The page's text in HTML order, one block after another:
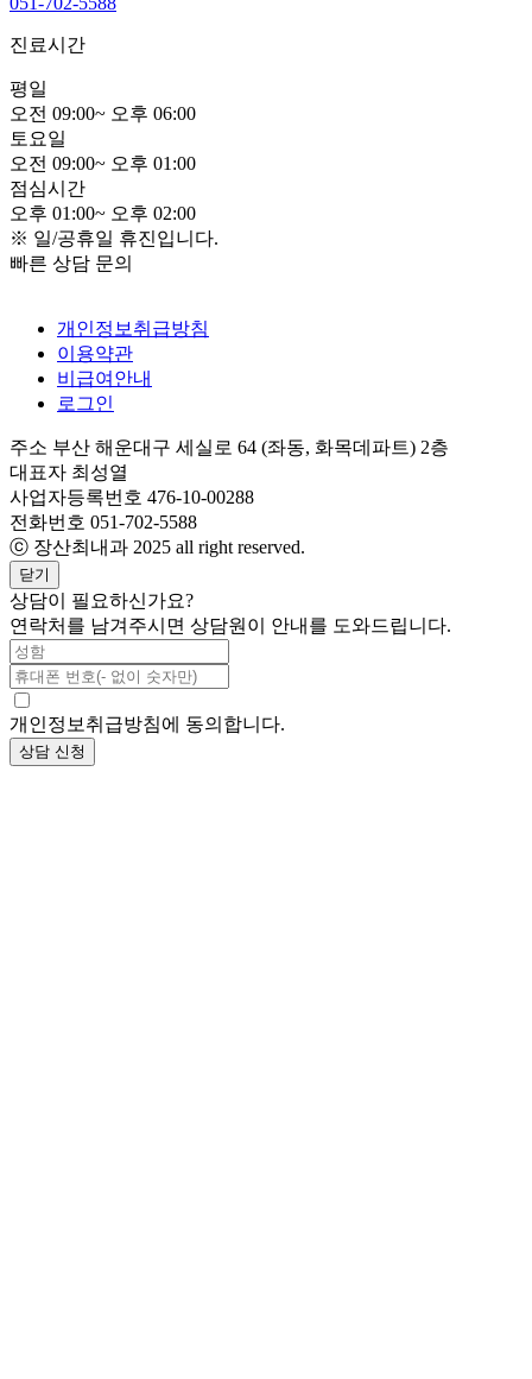
진료시간
평일
오전 09:00~ 오후 06:00
토요일
오전 09:00~ 오후 01:00
점심시 간
오후 01:00~ 오후 02:00
※ 일/공휴일 휴진입니다.
빠른 상담 문의
개인정보취급방침
이용약관
비급여안내
로그인
주소 부산 해운대구 세실로 64 (좌동, 화목데파트) 2층
대표자 최성열
사업자등록번호 476-10-00288
전화번호 051-702-5588
ⓒ 장산최내과 2025 all right reserved.
닫기
상담이 필요하신가요?
연락처를 남겨주시면 상담원이 안내를 도와드립니다.
개인정보취급방침에 동의합니다.
상담 신청